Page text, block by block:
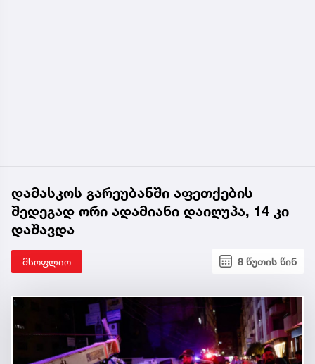
დამასკოს გარეუბანში აფეთქების
შედეგად ორი ადამიანი დაიღუპა, 14 კი
დაშავდა
მსოფლიო 8 წუთის წინ